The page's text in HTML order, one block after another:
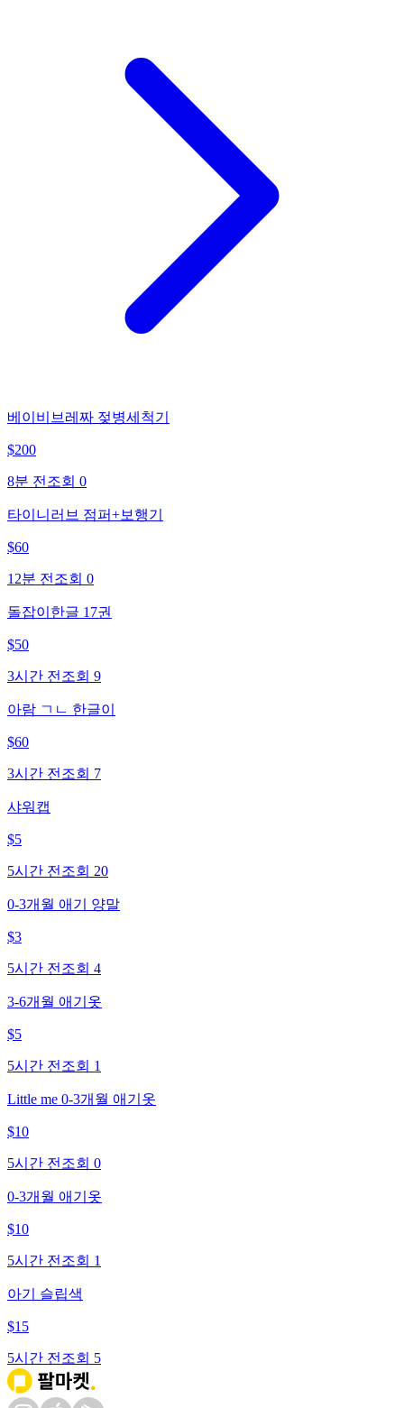
베이비브레짜 젖병세척기
$200
8분 전 조회 0
타이니러브 점퍼+보행기
$60
12분 전 조회 0
돌잡이한글 17권
$50
3시간 전 조회 9
아람 ㄱㄴ 한글이
$60
3시간 전 조회 7
샤워캡
$5
5시간 전 조회 20
0-3개월 애기 양말
$3
5시간 전 조회 4
3-6개월 애기옷
$5
5시간 전 조회 1
Little me 0-3개월 애기옷
$10
5시간 전 조회 0
0-3개월 애기옷
$10
5시간 전 조회 1
아기 슬립색
$15
5시간 전 조회 5